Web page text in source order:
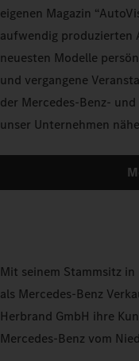
eigenen Magazin
aufwendig produzierten
neuesten Modelle
und vergangene
der Mercedes-Benz-
unser Unternehmen
Mit seinem Stammsitz
als Mercedes-Benz
Herbrand GmbH ihre
Mercedes-Benz vom